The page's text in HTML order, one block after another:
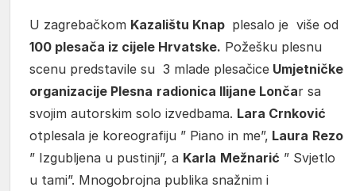
U zagrebačkom Kazalištu Knap plesalo je više od
100 plesača iz cijele Hrvatske. Požešku plesnu
scenu predstavile su 3 mlade plesačice Umjetničke
organizacije Plesna radionica Ilijane Lončar sa
svojim autorskim solo izvedbama. Lara Crnković
otplesala je koreografiju ” Piano in me”, Laura Rezo
” Izgubljena u pustinji”, a Karla Mežnarić ” Svjetlo
u tami”. Mnogobrojna publika snažnim i